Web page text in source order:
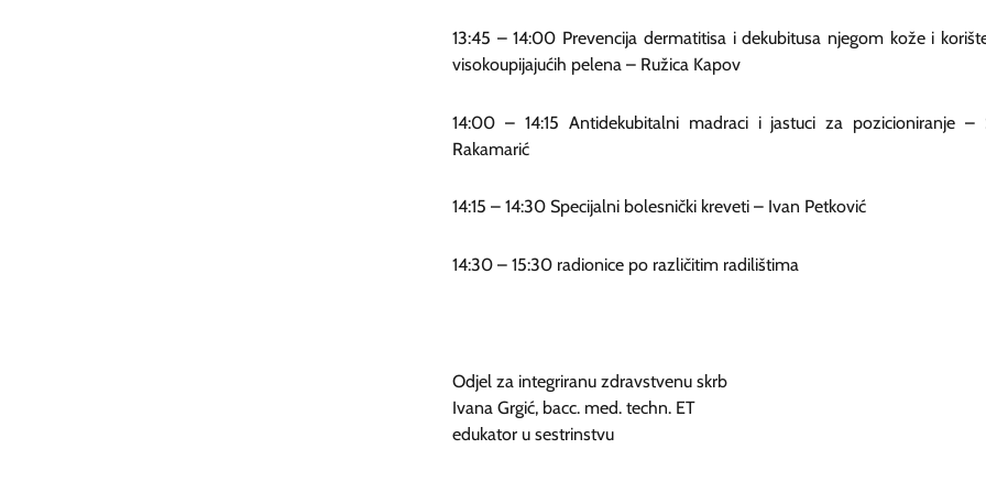
13:45 – 14:00 Prevencija dermatitisa i dekubitusa njegom kože i
visokoupijajućih pelena – Ružica Kapov
14:00 – 14:15 Antidekubitalni madraci i jastuci za pozicioniranje –
Rakamarić
14:15 – 14:30 Specijalni bolesnički kreveti – Ivan Petković
14:30 – 15:30 radionice po različitim radilištima
Odjel za integriranu zdravstvenu skrb
Ivana Grgić, bacc. med. techn. ET
edukator u sestrinstvu